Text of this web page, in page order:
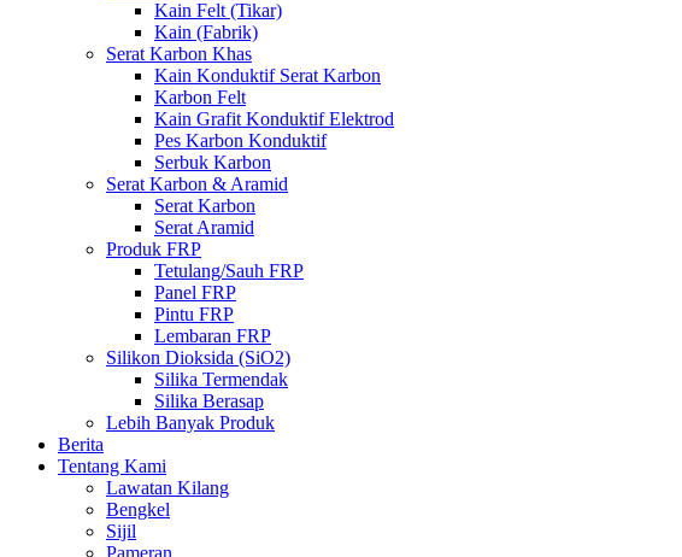
Kain Felt (Tikar)
Kain (Fabrik)
Serat Karbon Khas
Kain Konduktif Serat Karbon
Karbon Felt
Kain Grafit Konduktif Elektrod
Pes Karbon Konduktif
Serbuk Karbon
Serat Karbon & Aramid
Serat Karbon
Serat Aramid
Produk FRP
Tetulang/Sauh FRP
Panel FRP
Pintu FRP
Lembaran FRP
Silikon Dioksida (SiO2)
Silika Termendak
Silika Berasap
Lebih Banyak Produk
Berita
Tentang Kami
Lawatan Kilang
Bengkel
Sijil
Pameran